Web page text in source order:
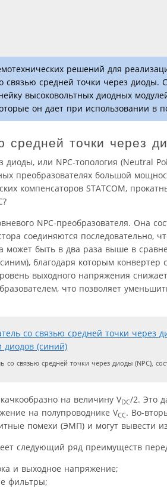
решений для
связью средней точки через диоды.
высоковольтных диодных
он дает при использовании в
средней точки через
диоды, или NPC-топология (Neutral
преобразователях большой
компенсаторов STATCOM,
NPC-преобразователя. Она
соединяются последовательно,
может быть в два раза выше в
благодаря которым конвертер
выходного напряжения
что позволяет
со связью средней точки через диоды (NPC),
на величину VDC/2. Это
на полупроводнике VCC. Во-
помехи (ЭМП) и могут вывести
следующий ряд преимуществ
и выходное напряжение;
фильтры;